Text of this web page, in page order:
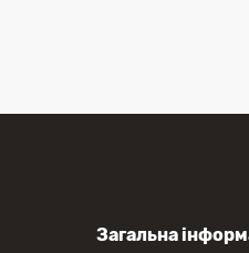
Загальна